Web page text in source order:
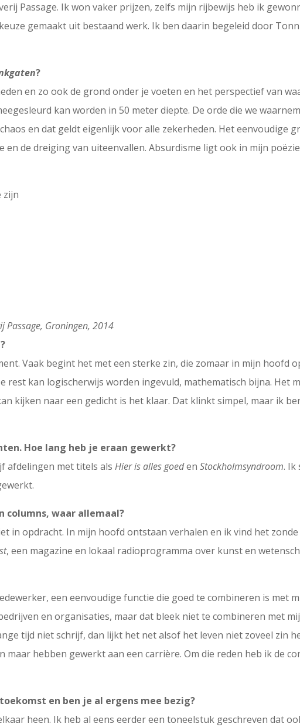
Passage. Ik won vaker prijzen, zelfs mijn rijbewijs heb ik
gemaakt uit bestaand werk. Ik ben daarin begeleid door
?
en zo ook de grond onder je voeten en het perspectief van
kan worden in 50 meter diepte. De orde die we
en dat geldt eigenlijk voor alle zekerheden. Het eenvoudige
de dreiging van uiteenvallen. Absurdisme ligt ook in mijn
zijn
Passage, Groningen, 2014
Vaak begint het met een sterke zin, die zomaar in mijn hoofd
rest kan logischerwijs worden ingevuld, mathematisch bijna. Het
kijken naar een gedicht is het klaar. Dat klinkt simpel, maar ik
Hoe lang heb je eraan gewerkt?
afdelingen met titels alsHier is alles goedenStockholmsyndroom. Ik
columns, waar allemaal?
in opdracht. In mijn hoofd ontstaan verhalen en ik vind het
, een magazine en lokaal radioprogramma over kunst en
een eenvoudige functie die goed te combineren is met
en organisaties, maar dat bleek niet te combineren met
tijd niet schrijf, dan lijkt het net alsof het leven niet zoveel zin
maar hebben gewerkt aan een carrière. Om die reden heb ik de
en ben je al ergens mee bezig?
heen. Ik heb al eens eerder een toneelstuk geschreven dat